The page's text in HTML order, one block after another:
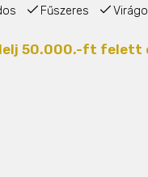
Fűszeres
50.000.-ft felett